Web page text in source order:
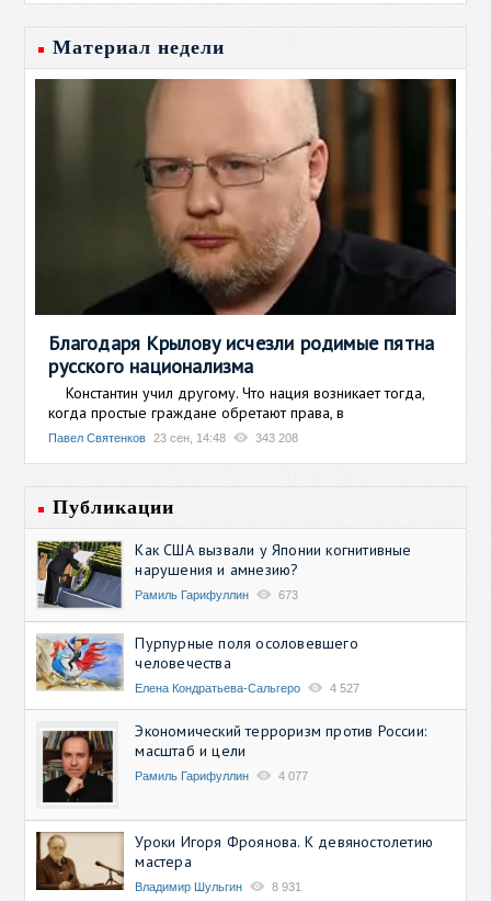
Материал недели
Благодаря Крылову исчезли родимые пятна
русского национализма
Константин учил другому. Что нация возникает тогда,
когда простые граждане обретают права, в
Павел Святенков 23 сен, 14:48 343 208
Публикации
Как США вызвали у Японии когнитивные
нарушения и амнезию?
Рамиль Гарифуллин 673
Пурпурные поля осоловевшего
человечества
Елена Кондратьева-Сальгеро 4 527
Экономический терроризм против России:
масштаб и цели
Рамиль Гарифуллин 4 077
Уроки Игоря Фроянова. К девяностолетию
мастера
Владимир Шульгин 8 931